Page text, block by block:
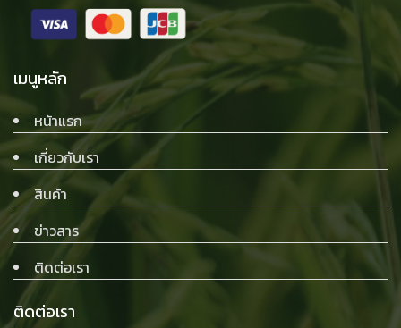
เมนูหลัก
หน้าแรก
เกี่ยวกับเรา
สินค้า
ข่าวสาร
ติดต่อเรา
ติดต่อเรา